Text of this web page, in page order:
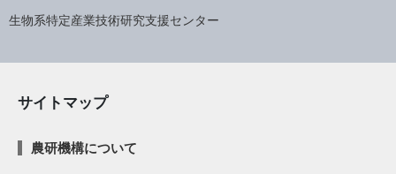
生物系特定産業技術研究支援センター
サイトマップ
農研機構について